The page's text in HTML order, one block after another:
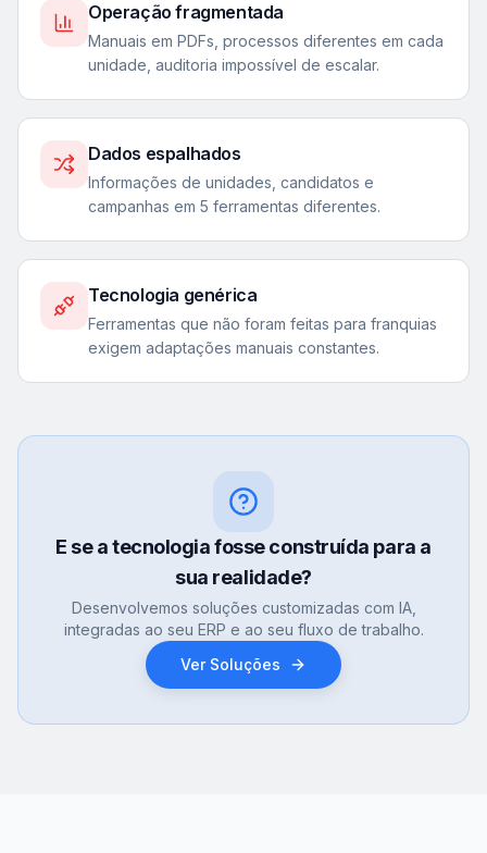
Operação fragmentada
Manuais em PDFs, processos diferentes em cada
unidade, auditoria impossível de escalar.
Dados espalhados
Informações de unidades, candidatos e
campanhas em 5 ferramentas diferentes.
Tecnologia genérica
Ferramentas que não foram feitas para franquias
exigem adaptações manuais constantes.
E se a tecnologia fosse construída para a
sua realidade?
Desenvolvemos soluções customizadas com IA,
integradas ao seu ERP e ao seu fluxo de trabalho.
Ver Soluções